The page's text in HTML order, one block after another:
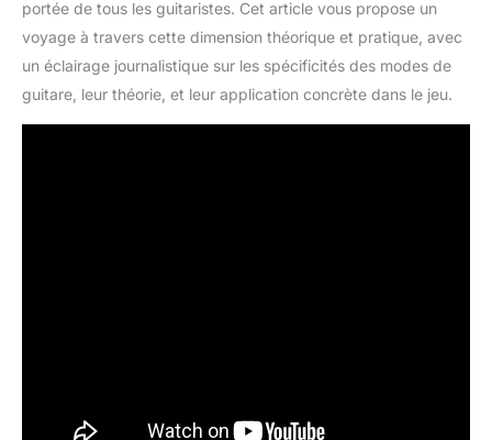
portée de tous les guitaristes. Cet article vous propose un
voyage à travers cette dimension théorique et pratique, avec
un éclairage journalistique sur les spécificités des modes de
guitare, leur théorie, et leur application concrète dans le jeu.